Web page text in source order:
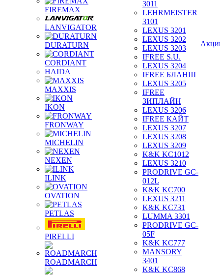
FIREMAX
LANVIGATOR
DURATURN
CORDIANT
HAIDA
MAXXIS
IKON
FRONWAY
MICHELIN
NEXEN
ILINK
OVATION
PETLAS
PIRELLI
ROADMARCH
3011
LEHRMEISTER
3101
LEXUS 3201
LEXUS 3202
LEXUS 3203
IFREE S.U.
LEXUS 3204
IFREE БЛАНШ
LEXUS 3205
IFREE
ЗИПЛАЙН
LEXUS 3206
IFREE КАЙТ
LEXUS 3207
LEXUS 3208
LEXUS 3209
K&K KC1012
LEXUS 3210
PRODRIVE GC-
012L
K&K KC700
LEXUS 3211
K&K KC731
LUMMA 3301
PRODRIVE GC-
05F
K&K KC777
MANSORY
3401
K&K KC868